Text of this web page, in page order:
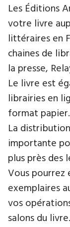
Les Éditions
votre livre
littéraires en
chaines de
la presse,
Le livre est
librairies en
format papier.
La
importante
plus près des
Vous pourrez
exemplaires
vos
salons du livre.